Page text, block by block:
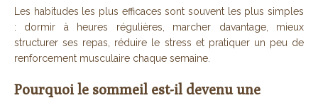
Les habitudes les plus efficaces sont souvent les plus simples
: dormir à heures régulières, marcher davantage, mieux
structurer ses repas, réduire le stress et pratiquer un peu de
renforcement musculaire chaque semaine.
Pourquoi le sommeil est-il devenu une